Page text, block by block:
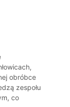
obróbce
zespołu
co